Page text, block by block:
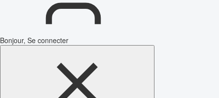
Bonjour, Se connecter